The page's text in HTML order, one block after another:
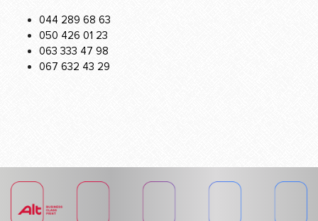
044 289 68 63
050 426 01 23
063 333 47 98
067 632 43 29